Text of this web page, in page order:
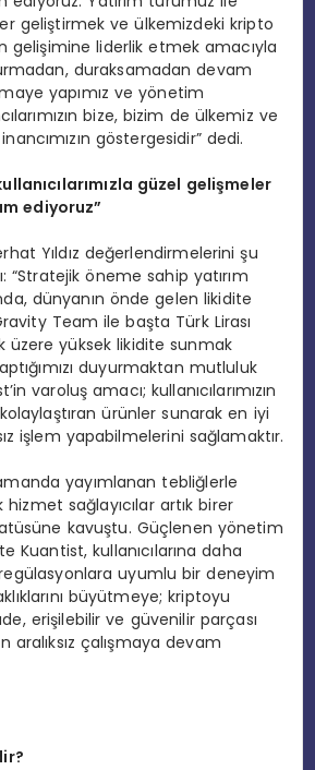
geliştirmek ve ülkemizdeki kripto
gelişimine liderlik etmek amacıyla
duraksamadan devam
yapımız ve yönetim
bize, bizim de ülkemiz ve
göstergesidir” dedi.
güzel gelişmeler
ediyoruz”
Yıldız değerlendirmelerini şu
“Stratejik öneme sahip yatırım
dünyanın önde gelen likidite
Team ile başta Türk Lirası
yüksek likidite sunmak
duyurmaktan mutluluk
varoluş amacı; kullanıcılarımızın
ürünler sunarak en iyi
işlem yapabilmelerini sağlamaktır.
yayımlanan tebliğlerle
hizmet sağlayıcılar artık birer
kavuştu. Güçlenen yönetim
Kuantist, kullanıcılarına daha
uyumlu bir deneyim
büyütmeye; kriptoyu
erişilebilir ve güvenilir parçası
çalışmaya devam